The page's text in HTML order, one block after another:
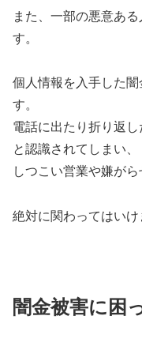
また、一部の悪意あ
す。
個人情報を入手した
す。
電話に出たり折り返
と認識されてしまい、
しつこい営業や嫌が
絶対に関わってはいけ
闇金被害に困